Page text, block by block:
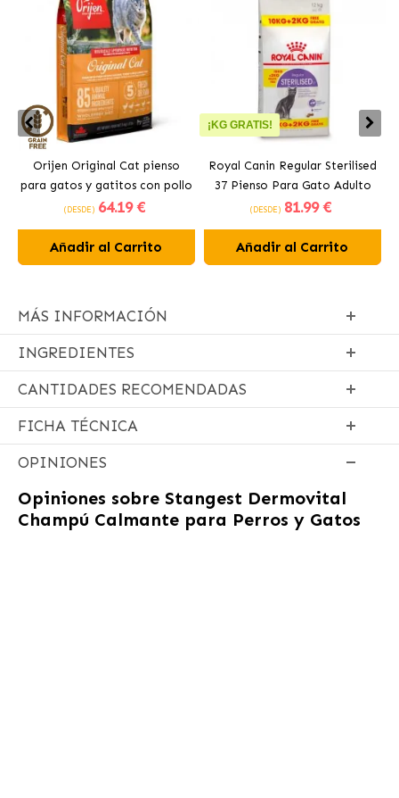
Orijen Original Cat pienso
para gatos y gatitos con pollo
(DESDE) 64.19 €
Añadir al Carrito
¡KG GRATIS!
Royal Canin Regular Sterilised
37 Pienso Para Gato Adulto
Esterilizado
(DESDE) 81.99 €
Añadir al Carrito
MÁS INFORMACIÓN
INGREDIENTES
CANTIDADES RECOMENDADAS
FICHA TÉCNICA
OPINIONES
Opiniones sobre Stangest Dermovital
Champú Calmante para Perros y Gatos